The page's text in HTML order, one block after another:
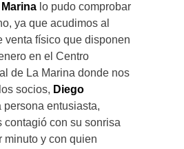
lo pudo comprobar
ya que acudimos al
venta físico que disponen
en el Centro
de La Marina donde nos
socios, Diego
persona entusiasta,
contagió con su sonrisa
minuto y con quien